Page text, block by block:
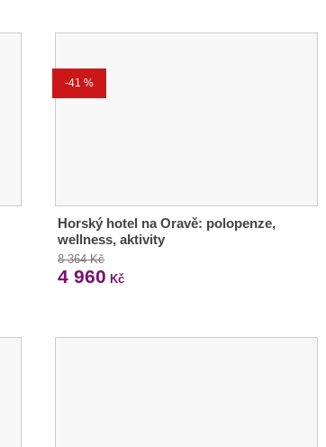
-41 %
Horský hotel na Oravě: polopenze,
wellness, aktivity
8 364 Kč
4 960 Kč